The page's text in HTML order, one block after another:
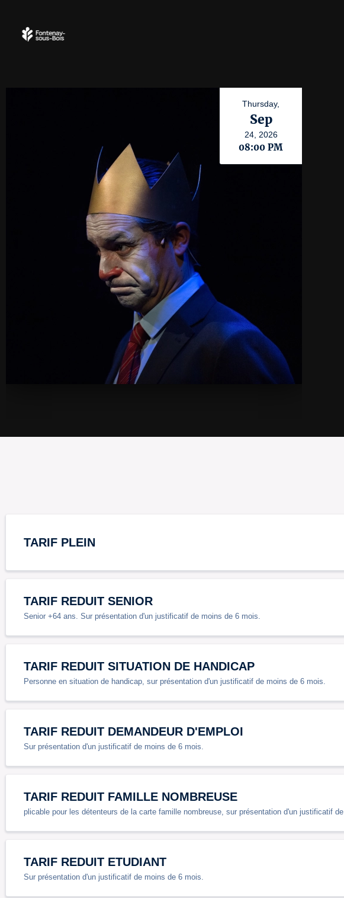
Thursday,
Sep
24, 2026
08:00 PM
TARIF PLEIN
TARIF REDUIT SENIOR
Senior +64 ans. Sur présentation d'un justificatif de moins de 6 mois.
TARIF REDUIT SITUATION DE HANDICAP
Personne en situation de handicap, sur présentation d'un justificatif de moins de 6 mois.
TARIF REDUIT DEMANDEUR D'EMPLOI
Sur présentation d'un justificatif de moins de 6 mois.
TARIF REDUIT FAMILLE NOMBREUSE
plicable pour les détenteurs de la carte famille nombreuse, sur présentation d'un justificatif
TARIF REDUIT ETUDIANT
Sur présentation d'un justificatif de moins de 6 mois.